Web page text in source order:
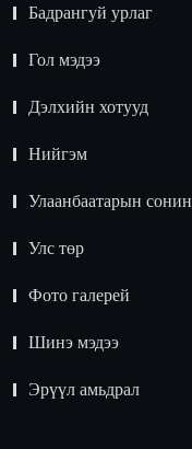
Бадрангуй урлаг
Гол мэдээ
Дэлхийн хотууд
Нийгэм
Улаанбаатарын сонин
Улс төр
Фото галерей
Шинэ мэдээ
Эрүүл амьдрал